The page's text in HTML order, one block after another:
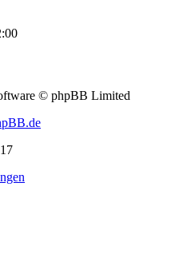
© phpBB Limited